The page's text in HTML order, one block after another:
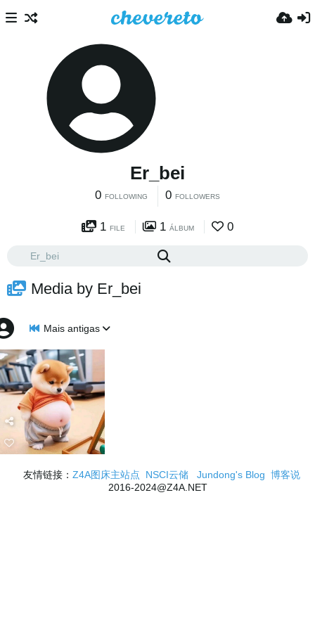
Er_bei
0 FOLLOWING 0 FOLLOWERS
1 FILE 1 ÁLBUM 0
Media by Er_bei
Mais antigas
友情链接： Z4A图床主站点 NSCI云储 Jundong's Blog 博客说
2016-2024@Z4A.NET